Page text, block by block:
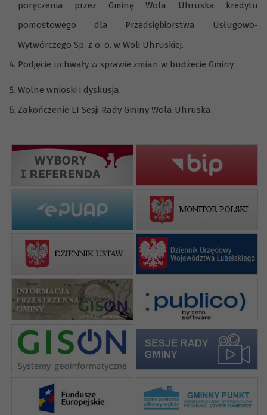
poręczenia przez Gminę Wola Uhruska kredytu
pomostowego dla Przedsiębiorstwa Usługowo-
Wytwórczego Sp. z o. o. w Woli Uhruskiej.
Podjęcie uchwały w sprawie zmian w budżecie Gminy.
Wolne wnioski i dyskusja.
Zakończenie LI Sesji Rady Gminy Wola Uhruska.